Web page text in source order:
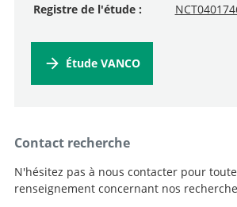
Registre de l'étude :
Étude VANCO
Contact recherche
N'hésitez pas à nous contacter pour
renseignement concernant nos